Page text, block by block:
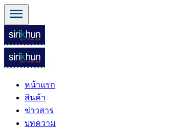
menu
หน้าแรก
สินค้า
ข่าวสาร
บทความ